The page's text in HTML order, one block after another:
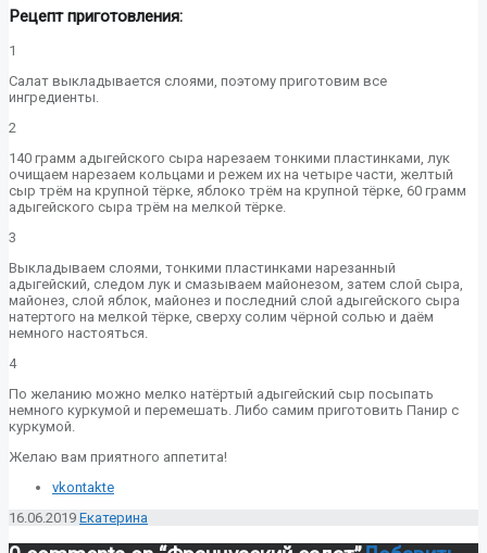
Рецепт приготовления:
1
Салат выкладывается слоями, поэтому приготовим все
ингредиенты.
2
140 грамм адыгейского сыра нарезаем тонкими пластинками, лук
очищаем нарезаем кольцами и режем их на четыре части, желтый
сыр трём на крупной тёрке, яблоко трём на крупной тёрке, 60 грамм
адыгейского сыра трём на мелкой тёрке.
3
Выкладываем слоями, тонкими пластинками нарезанный
адыгейский, следом лук и смазываем майонезом, затем слой сыра,
майонез, слой яблок, майонез и последний слой адыгейского сыра
натертого на мелкой тёрке, сверху солим чёрной солью и даём
немного настояться.
4
По желанию можно мелко натёртый адыгейский сыр посыпать
немного куркумой и перемешать. Либо самим приготовить Панир с
куркумой.
Желаю вам приятного аппетита!
vkontakte
16.06.2019 Екатерина